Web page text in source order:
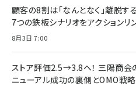
顧客の8割は「なんとなく」離脱す
7つの鉄板シナリオをアクションリ
8月3日 7:00
ストア評価2.5→3.8へ！ 三陽商会の
ニューアル成功の裏側とOMO戦略